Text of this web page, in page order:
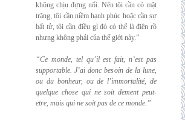
không chịu đựng nổi. Nên tôi cần có mặt
trăng, tôi cần niềm hạnh phúc hoặc cần sự
bất tử, tôi cần điều gì đó có thể là điên rồ
nhưng không phải của thế giới này.”
“Ce monde, tel qu’il est fait, n’est pas
supportable. J’ai donc besoin de la lune,
ou du bonheur, ou de l’immortalité, de
quelque chose qui ne soit dement peut-
etre, mais qui ne soit pas de ce monde.”